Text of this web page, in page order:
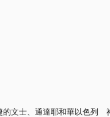
的文士、通達耶和華以色列